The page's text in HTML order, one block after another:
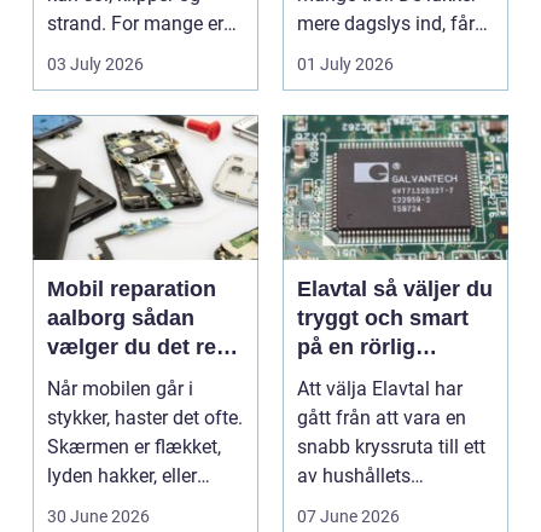
strand. For mange er
en stabil intern...
03 July 2026
mere dagslys ind, får
hjem og erhvervs...
01 July 2026
Mobil reparation
aalborg sådan
vælger du det rette
værksted
Når mobilen går i
stykker, haster det ofte.
Skærmen er flækket,
lyden hakker, eller
batteriet løber ...
30 June 2026
Elavtal så väljer du
tryggt och smart
på en rörlig
elmarknad
Att välja Elavtal har
gått från att vara en
snabb kryssruta till ett
av hushållets
viktigaste ekonom...
07 June 2026